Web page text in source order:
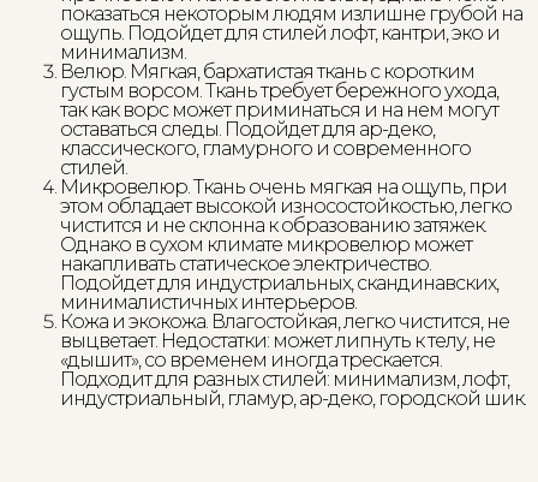
показаться некоторым людям излишне грубой на
ощупь. Подойдет для стилей лофт, кантри, эко и
минимализм.
Велюр. Мягкая, бархатистая ткань с коротким
густым ворсом. Ткань требует бережного ухода,
так как ворс может приминаться и на нем могут
оставаться следы. Подойдет для ар-деко,
классического, гламурного и современного
стилей.
Микровелюр. Ткань очень мягкая на ощупь, при
этом обладает высокой износостойкостью, легко
чистится и не склонна к образованию затяжек.
Однако в сухом климате микровелюр может
накапливать статическое электричество.
Подойдет для индустриальных, скандинавских,
минималистичных интерьеров.
Кожа и экокожа. Влагостойкая, легко чистится, не
выцветает. Недостатки: может липнуть к телу, не
«дышит», со временем иногда трескается.
Подходит для разных стилей: минимализм, лофт,
индустриальный, гламур, ар-деко, городской шик.